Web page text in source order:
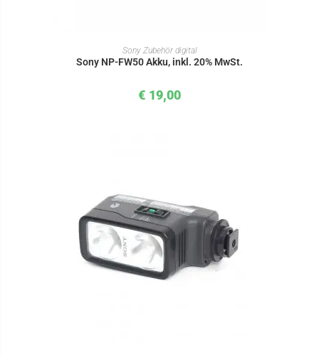
IN DEN WARENKORB
Sony Zubehör digital
Sony NP-FW50 Akku, inkl. 20% MwSt.
€ 19,00